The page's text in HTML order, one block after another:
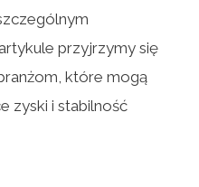
przyjrzymy się
które mogą
zyski i stabilność